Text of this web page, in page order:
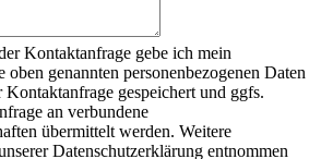
Kontaktanfrage gebe ich mein
oben genannten personenbezogenen Daten
gespeichert und ggfs.
an verbundene
übermittelt werden. Weitere
Datenschutzerklärung entnommen